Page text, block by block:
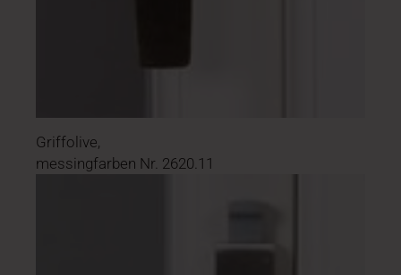
Griffolive,
messingfarben Nr. 2620.11